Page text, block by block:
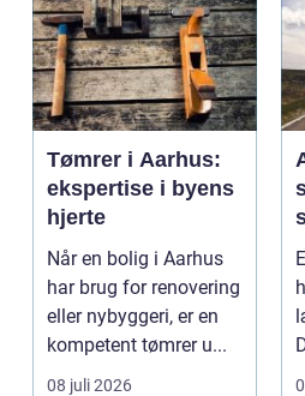
Tømrer i Aarhus:
ekspertise i byens
hjerte
Når en bolig i Aarhus
har brug for renovering
eller nybyggeri, er en
kompetent tømrer u...
08 juli 2026